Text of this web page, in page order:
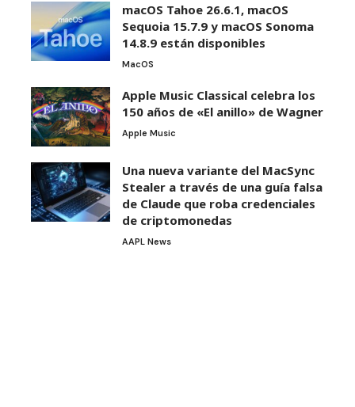
macOS Tahoe 26.6.1, macOS
Sequoia 15.7.9 y macOS Sonoma
14.8.9 están disponibles
MacOS
Apple Music Classical celebra los
150 años de «El anillo» de Wagner
Apple Music
Una nueva variante del MacSync
Stealer a través de una guía falsa
de Claude que roba credenciales
de criptomonedas
AAPL News